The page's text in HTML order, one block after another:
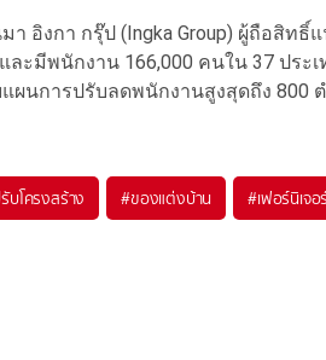
อิงกา กรุ๊ป (Ingka Group) ผู้ถือสิทธิ์
ะมีพนักงาน 166,000 คนใน 37 ประ
ผนการปรับลดพนักงานสูงสุดถึง 800
บโครงสร้าง #ของแต่งบ้าน #เฟอร์นิเจอ